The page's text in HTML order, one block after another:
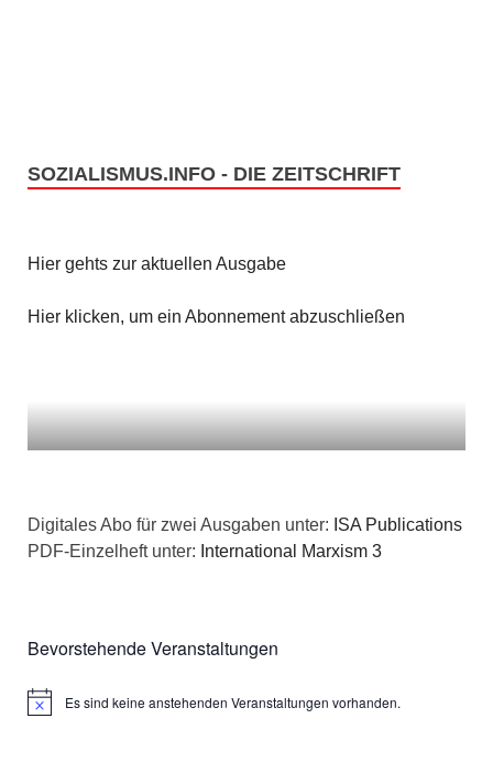
SOZIALISMUS.INFO - DIE ZEITSCHRIFT
Hier gehts zur aktuellen Ausgabe
Hier klicken, um ein Abonnement abzuschließen
Digitales Abo für zwei Ausgaben unter: ISA Publications
PDF-Einzelheft unter: International Marxism 3
Bevorstehende Veranstaltungen
HinweisEs sind keine anstehenden Veranstaltungen vorhanden.